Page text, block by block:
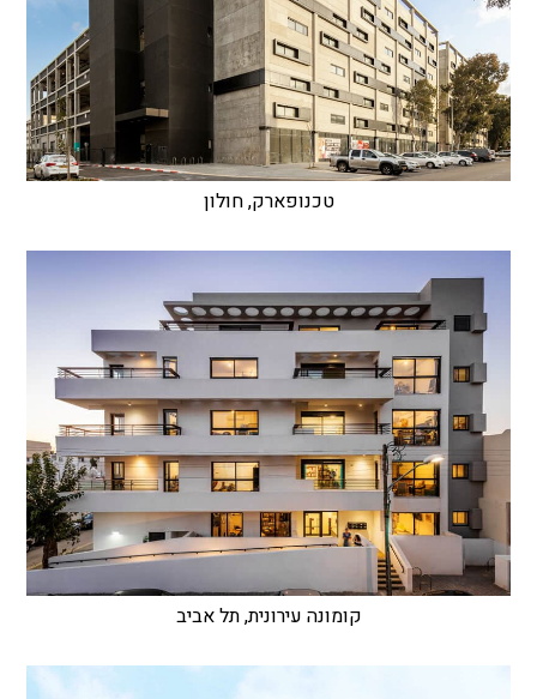
טכנופארק, חולון
קומונה עירונית, תל אביב